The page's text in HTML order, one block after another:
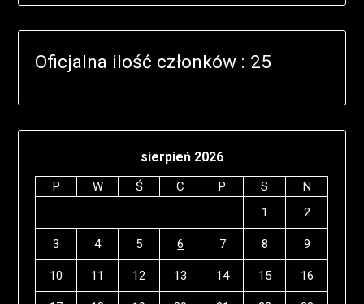
Oficjalna ilość członków : 25
sierpień 2026
P W Ś C P S
N
1
2
3 4 5 6 7 8 9
10 11 12 13 14 15 16